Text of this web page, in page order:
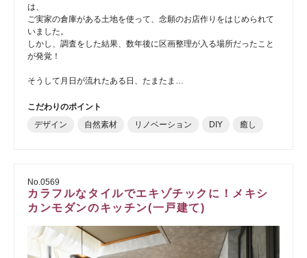
は、
ご実家の倉庫がある土地を使って、念願のお店作りをはじめられて
いました。
しかし、調査をした結果、数年後に区画整理が入る場所だったこと
が発覚！
そうして月日が流れたある日、たまたま…
こだわりのポイント
デザイン
自然素材 リノベーション DIY 癒し
No.0569
カラフルなタイルでエキゾチックに！メキシ
カンモダンのキッチン(一戸建て)